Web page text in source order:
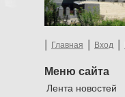
| Главная | Вход |
Меню сайта
Лента новостей